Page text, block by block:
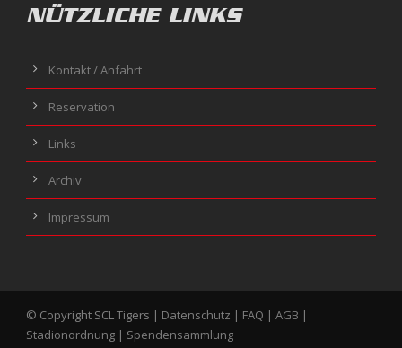
NÜTZLICHE LINKS
Kontakt / Anfahrt
Reservation
Links
Archiv
Impressum
© Copyright SCL Tigers | Datenschutz | FAQ | AGB |
Stadionordnung | Spendensammlung